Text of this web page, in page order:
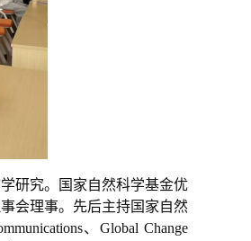
研究。国家自然科学基金优
会理事。先后主持国家自然
、Global Change